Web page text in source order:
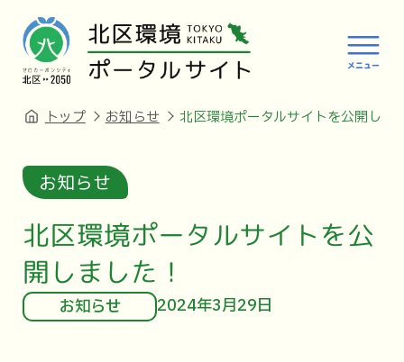
トップ お知らせ 北区環境ポータルサイトを公開しま
お知らせ
北区環境ポータルサイトを公
開しました！
お知らせ 2024年3月29日